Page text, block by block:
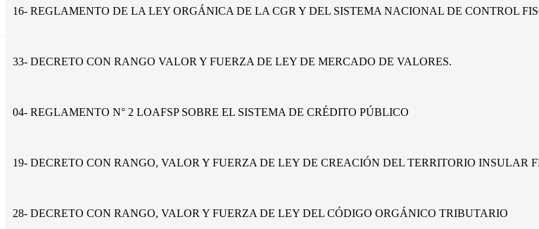
16- REGLAMENTO DE LA LEY ORGÁNICA DE LA CGR Y DEL SISTEMA NACIONAL DE CONTROL
33- DECRETO CON RANGO VALOR Y FUERZA DE LEY DE MERCADO DE VALORES.
04- REGLAMENTO N° 2 LOAFSP SOBRE EL SISTEMA DE CRÉDITO PÚBLICO
19- DECRETO CON RANGO, VALOR Y FUERZA DE LEY DE CREACIÓN DEL TERRITORIO INSULAR
28- DECRETO CON RANGO, VALOR Y FUERZA DE LEY DEL CÓDIGO ORGÁNICO TRIBUTARIO